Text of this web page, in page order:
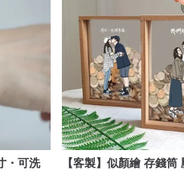
・可洗
【客製】似顏繪 存錢筒